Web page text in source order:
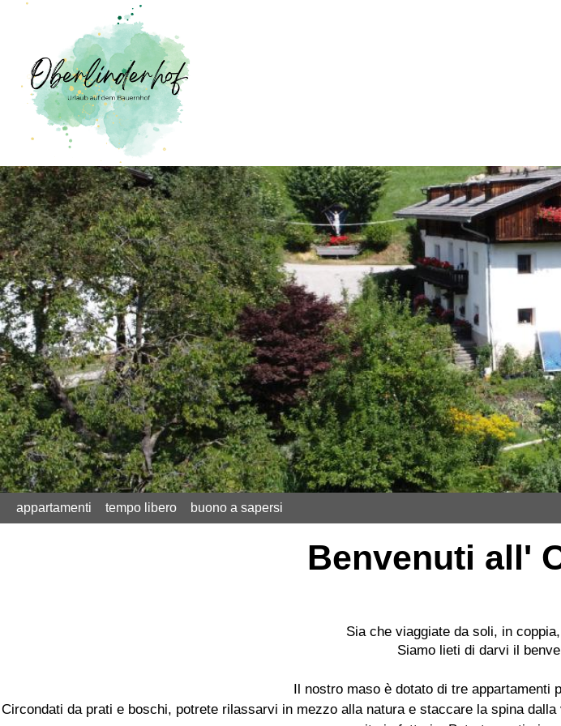
appartamenti tempo libero buono a sapersi
Benvenuti all'
Sia che viaggiate da soli, in
Siamo lieti di darvi il
Il nostro maso è dotato di tre appartamenti
Circondati da prati e boschi, potrete rilassarvi in mezzo alla natura e staccare la spina